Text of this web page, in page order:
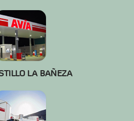
LA BAÑEZA